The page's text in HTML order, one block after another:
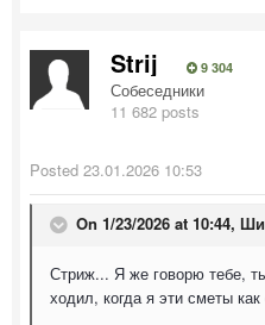
Strij 9 304
Собеседники
11 682 posts
Posted 23.01.2026 10:53
On 1/23/2026 at 10:44,
Стриж... Я же говорю тебе,
ходил, когда я эти сметы